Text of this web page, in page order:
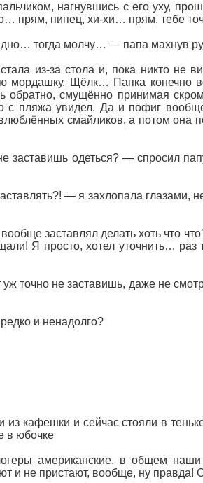
нагнувшись с его уху,
прям, пипец, хи-хи… прям, тебе
тогда молчу… — папа махнув
из-за стола и, пока никто не
мордашку. Щёлк… Папка конечно
обратно, смущённо принимая
с пляжа увидел. Да и пофиг
смайликов, а потом она
одеться? — спросил
— я захлопала глазами,
заставлял делать хоть что
Я просто, хотел уточнить… раз
не заставишь, даже не
и ненадолго?
кафешки и сейчас стояли в
в юбочке
американские, в общем
и не пристают, вообще, ну